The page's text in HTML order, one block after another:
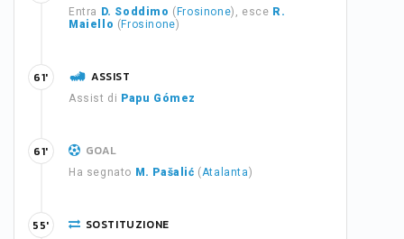
Entra D. Soddimo ( Frosinone), esce R.
Maiello ( Frosinone)
ASSIST
Assist di Papu Gómez
61'
GOAL
Ha segnato M. Pašalić (Atalanta)
61'
SOSTITUZIONE
55'